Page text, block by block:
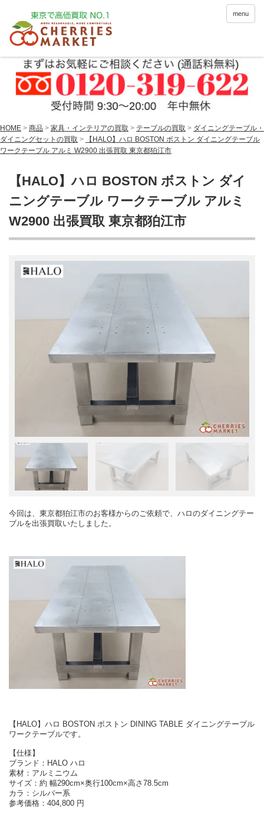
menu
HOME > 商品 > 家具・インテリアの買取 > テーブルの買取 > ダイニングテーブル・
ダイニングセットの買取 >
【HALO】ハロ BOSTON ボストン ダイニングテーブル
ワークテーブル アルミ W2900 出張買取 東京都狛江市
【HALO】ハロ BOSTON ボストン ダイ
ニングテーブル ワークテーブル アルミ
W2900 出張買取 東京都狛江市
今回は、東京都狛江市のお客様からのご依頼で、ハロのダイニングテー
ブルを出張買取いたしました。
【HALO】ハロ BOSTON ボストン DINING TABLE ダイニングテーブル
ワークテーブルです。
【仕様】
ブランド：HALO ハロ
素材：アルミニウム
サイズ：約 幅290cm×奥行100cm×高さ78.5cm
カラ：シルバー系
参考価格：404,800 円